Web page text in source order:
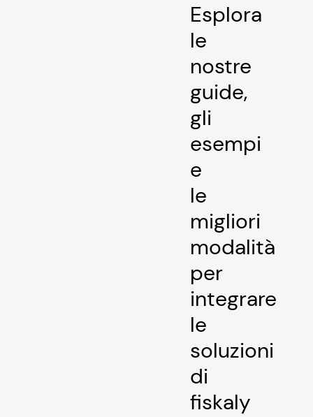
Esplora
le
nostre
guide,
gli
esempi
e
le
migliori
modalità
per
integrare
le
soluzioni
di
fiskaly